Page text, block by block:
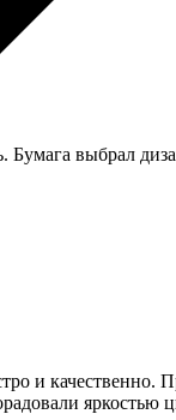
Бумага выбрал
и качественно.
яркостью